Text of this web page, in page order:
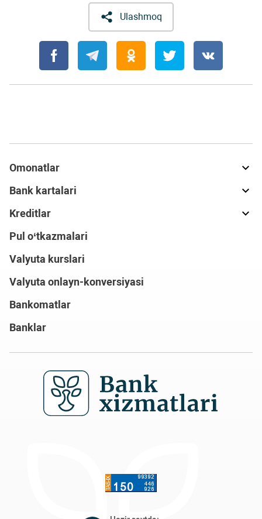
Ulashmoq
Omonatlar
Bank kartalari
Kreditlar
Pul o‘tkazmalari
Valyuta kurslari
Valyuta onlayn-konversiyasi
Bankomatlar
Banklar